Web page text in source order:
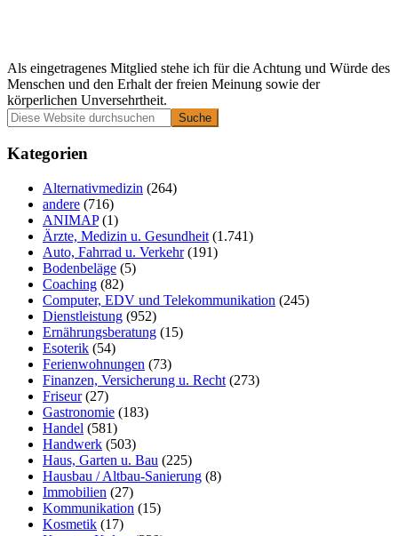
Als eingetragenes Mitglied stehe ich für die Achtung und Würde des
Menschen und den Erhalt der freien Meinung sowie der
körperlichen Unversehrtheit.
Primäre
Seitenleiste
Diese
Website
durchsuchen
Kategorien
Alternativmedizin (264)
andere (716)
ANIMAP(1)
Ärzte, Medizin u. Gesundheit (1.741)
Auto, Fahrrad u. Verkehr(191)
Bodenbeläge (5)
Coaching (82)
Computer, EDV und Telekommunikation (245)
Dienstleistung (952)
Ernährungsberatung (15)
Esoterik (54)
Ferienwohnungen (73)
Finanzen, Versicherung u. Recht (273)
Friseur(27)
Gastronomie (183)
Handel (581)
Handwerk (503)
Haus, Garten u. Bau (225)
Hausbau / Altbau-Sanierung (8)
Immobilien (27)
Kommunikation (15)
Kosmetik (17)